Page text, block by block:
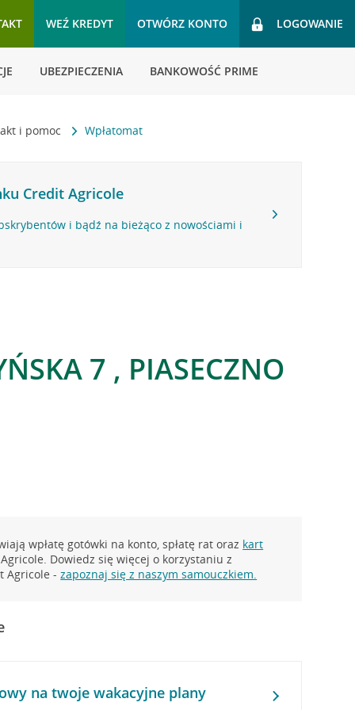
WEŹ KREDYT OTWÓRZ KONTO LOGOWANIE
UBEZPIECZENIA BANKOWOŚĆ PRIME
i pomoc Wpłatomat
Credit Agricole
i bądź na bieżąco z nowościami i
7 , PIASECZNO
wpłatę gotówki na konto, spłatę rat oraz kart
Dowiedz się więcej o korzystaniu z
Agricole -zapoznaj się z naszym samouczkiem.
na twoje wakacyjne plany